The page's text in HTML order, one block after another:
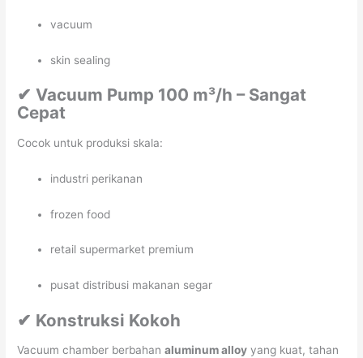
vacuum
skin sealing
✔ Vacuum Pump 100 m³/h – Sangat
Cepat
Cocok untuk produksi skala:
industri perikanan
frozen food
retail supermarket premium
pusat distribusi makanan segar
✔ Konstruksi Kokoh
Vacuum chamber berbahanaluminum alloy yang kuat, tahan